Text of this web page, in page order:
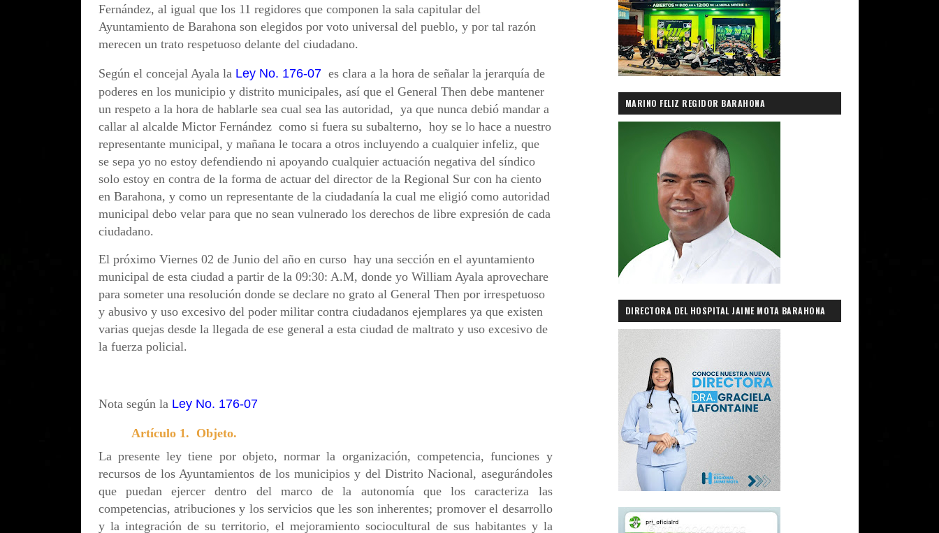
Fernández, al igual que los 11 regidores que componen la sala capitular del
Ayuntamiento de Barahona son elegidos por voto universal del pueblo, y por tal razón
merecen un trato respetuoso delante del ciudadano.
Según el concejal Ayala la Ley No. 176-07 es clara a la hora de señalar la jerarquía de
poderes en los municipio y distrito municipales, así que el General Then debe mantener
un respeto a la hora de hablarle sea cual sea las autoridad, ya que nunca debió mandar a
callar al alcalde Mictor Fernández como si fuera su subalterno, hoy se lo hace a nuestro
representante municipal, y mañana le tocara a otros incluyendo a cualquier infeliz, que
se sepa yo no estoy defendiendo ni apoyando cualquier actuación negativa del síndico
solo estoy en contra de la forma de actuar del director de la Regional Sur con ha ciento
en Barahona, y como un representante de la ciudadanía la cual me eligió como autoridad
municipal debo velar para que no sean vulnerado los derechos de libre expresión de cada
ciudadano.
El próximo Viernes 02 de Junio del año en curso hay una sección en el ayuntamiento
municipal de esta ciudad a partir de la 09:30: A.M, donde yo William Ayala aprovechare
para someter una resolución donde se declare no grato al General Then por irrespetuoso
y abusivo y uso excesivo del poder militar contra ciudadanos ejemplares ya que existen
varias quejas desde la llegada de ese general a esta ciudad de maltrato y uso excesivo de
la fuerza policial.
Nota según la Ley No. 176-07
Artículo 1. Objeto.
La presente ley tiene por objeto, normar la organización, competencia, funciones y
recursos de los Ayuntamientos de los municipios y del Distrito Nacional, asegurándoles
que puedan ejercer dentro del marco de la autonomía que los caracteriza las
competencias, atribuciones y los servicios que les son inherentes; promover el desarrollo
y la integración de su territorio, el mejoramiento sociocultural de sus habitantes y la
MARINO FELIZ REGIDOR BARAHONA
DIRECTORA DEL HOSPITAL JAIME MOTA BARAHONA